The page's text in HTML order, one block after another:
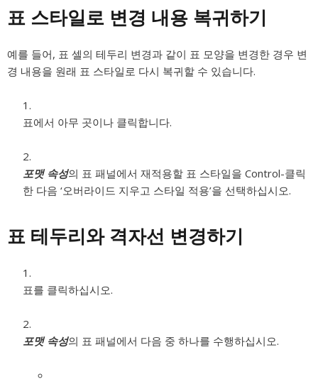
표 스타일로 변경 내용 복귀하기
예를 들어, 표 셀의 테두리 변경과 같이 표 모양을 변경한 경우 변
경 내용을 원래 표 스타일로 다시 복귀할 수 있습니다.
표에서 아무 곳이나 클릭합니다.
포맷 속성의 표 패널에서 재적용할 표 스타일을 Control-클릭
한 다음 ‘오버라이드 지우고 스타일 적용’을 선택하십시오.
표 테두리와 격자선 변경하기
표를 클릭하십시오.
포맷 속성의 표 패널에서 다음 중 하나를 수행하십시오.